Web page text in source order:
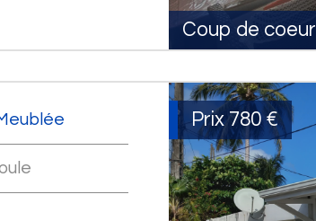
Coup de coeur
Prix780 €